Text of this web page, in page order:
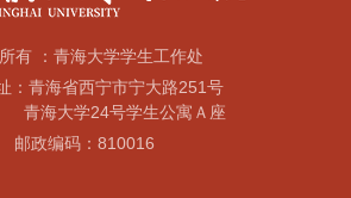
有 ：青海大学学生工作处
：青海省西宁市宁大路251号
学24号学生公寓Ａ座
邮政编码：810016